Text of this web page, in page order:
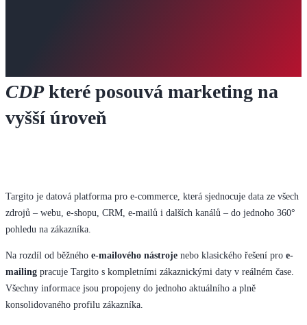
CDPkteré posouvá marketing na
vyšší úroveň
Targito je datová platforma pro e-commerce, která sjednocuje data ze všech
zdrojů – webu, e-shopu, CRM, e-mailů i dalších kanálů – do jednoho 360°
pohledu na zákazníka.
Na rozdíl od běžného e-mailového nástroje nebo klasického řešení pro e-
mailing pracuje Targito s kompletními zákaznickými daty v reálném čase.
Všechny informace jsou propojeny do jednoho aktuálního a plně
konsolidovaného profilu zákazníka.